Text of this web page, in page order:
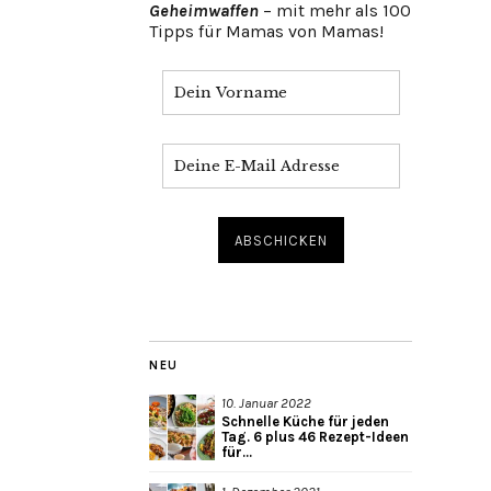
Geheimwaffen – mit mehr als 100
Tipps für Mamas von Mamas!
NEU
10. Januar 2022
Schnelle Küche für jeden
Tag. 6 plus 46 Rezept-Ideen
für...